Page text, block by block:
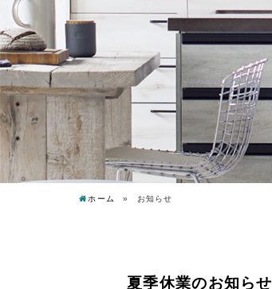
ホーム お知らせ
夏季休業のお知らせ